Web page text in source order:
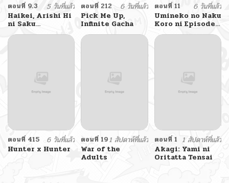
ตอนที่ 9.3
5 วันที่แล้ว
Haikei, Arishi Hi
ni Saku
Hanatachi e
ตอนที่ 212
6 วันที่แล้ว
Pick Me Up,
Infinite Gacha
ตอนที่ 11
6 วันที่แล้ว
Umineko no Naku
Koro ni Episode
3: Banquet of the
Golden Witc
ตอนที่ 415
6 วันที่แล้ว
Hunter x Hunter
ตอนที่ 191 สัปดาห์ที่แล้ว
War of the
Adults
ตอนที่ 1 1 สัปดาห์ที่แล้ว
Akagi: Yami ni
Oritatta Tensai